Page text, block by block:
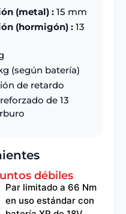
(metal) : 15 mm
(hormigón) : 13
(según batería)
de retardo
de 13
débiles
Par limitado a 66 Nm
en uso estándar con